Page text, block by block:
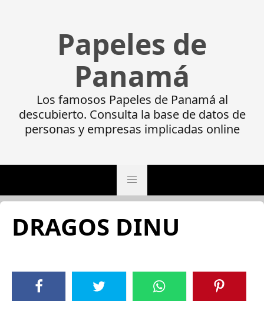
Papeles de
Panamá
Los famosos Papeles de Panamá al
descubierto. Consulta la base de datos de
personas y empresas implicadas online
DRAGOS DINU